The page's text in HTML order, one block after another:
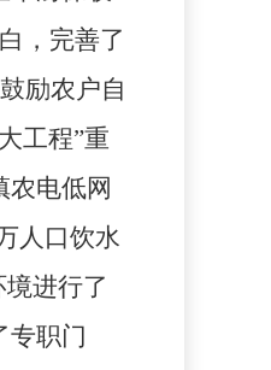
，完善了
励农户自
工程”重
农电低网
人口饮水
进行了
专职门